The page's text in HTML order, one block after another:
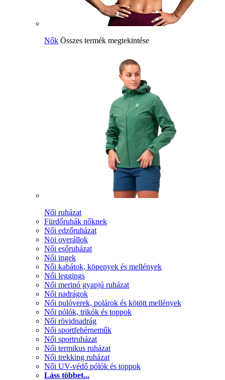
Nők Összes termék megtekintése
Női ruházat
Fürdőruhák nőknek
Női edzőruházat
Nöi overállok
Női esőruházat
Női ingek
Női kabátok, köpenyek és mellények
Női leggings
Női merinó gyapjú ruházat
Női nadrágok
Női pulóverek, polárok és kötött mellények
Női pólók, trikók és toppok
Női rövidnadrág
Női sportfehérneműk
Női sportruházat
Női termikus ruházat
Női trekking ruházat
Női UV-védő pólók és toppok
Láss többet...